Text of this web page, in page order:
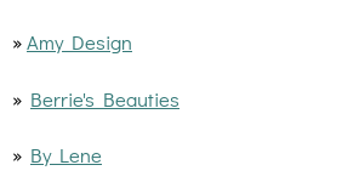
»Amy Design
» Berrie's Beauties
» By Lene